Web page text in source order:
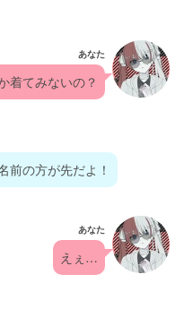
あなた
着てみないの？
前の方が先だよ！
あなた
えぇ…